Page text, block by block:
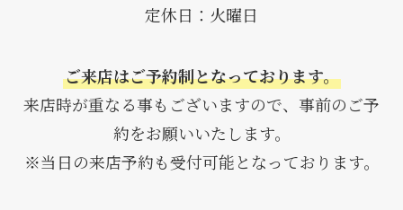
定休日：火曜日
ご来店はご予約制となっております。
来店時が重なる事もございますので、事前のご予
約をお願いいたします。
※当日の来店予約も受付可能となっております。